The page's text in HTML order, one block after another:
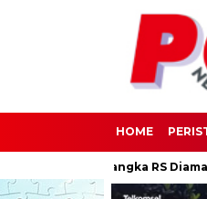
HOME
Tersangka RS Diamankan di